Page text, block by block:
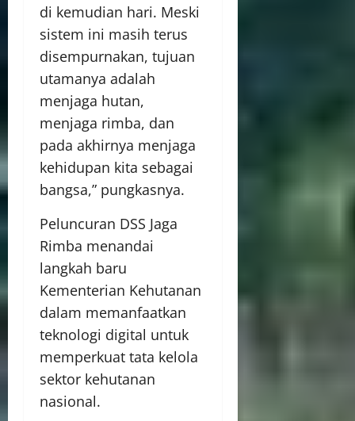
di kemudian hari. Meski
sistem ini masih terus
disempurnakan, tujuan
utamanya adalah
menjaga hutan,
menjaga rimba, dan
pada akhirnya menjaga
kehidupan kita sebagai
bangsa,” pungkasnya.
Peluncuran DSS Jaga
Rimba menandai
langkah baru
Kementerian Kehutanan
dalam memanfaatkan
teknologi digital untuk
memperkuat tata kelola
sektor kehutanan
nasional.